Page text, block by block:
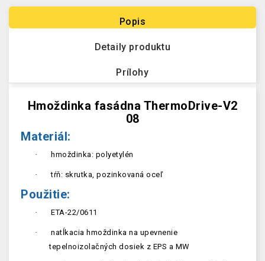
Popis
Detaily produktu
Prílohy
Hmoždinka fasádna ThermoDrive-V2
08
Materiál:
· hmoždinka: polyetylén
· tŕň: skrutka, pozinkovaná oceľ
Použitie:
· ETA-22/0611
·
natĺkacia hmoždinka na upevnenie
tepelnoizolačných dosiek z EPS a MW